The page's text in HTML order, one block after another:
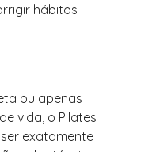
hábitos
ou apenas
vida, o Pilates
exatamente